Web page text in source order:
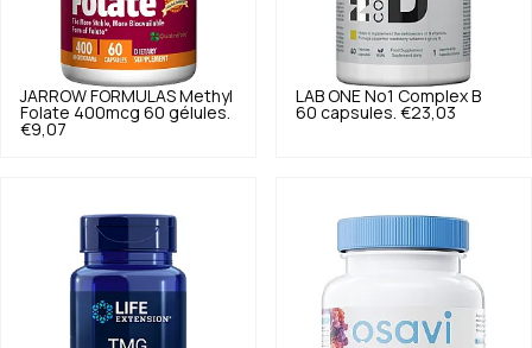
JARROW FORMULAS Methyl
Folate 400mcg 60 gélules.
€9,07
LAB ONE No1 Complex B
60 capsules. €23,03